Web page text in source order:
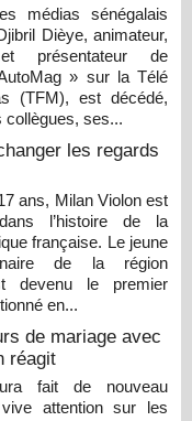
médias sénégalais
Dièye, animateur,
présentateur de
» sur la Télé
(TFM), est décédé,
collègues, ses...
les regards
ans, Milan Violon est
l’histoire de la
française. Le jeune
de la région
devenu le premier
en...
de mariage avec
réagit
fait de nouveau
attention sur les